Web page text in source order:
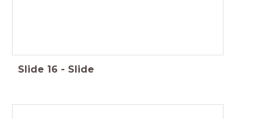
Slide 16 - Slide